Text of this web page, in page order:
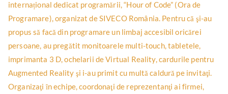
internațional dedicat programării, “Hour of Code” (Ora de
Programare), organizat de SIVECO România. Pentru că şi-au
propus să facă din programare un limbaj accesibil oricărei
persoane, au pregătit monitoarele multi-touch, tabletele,
imprimanta 3 D, ochelarii de Virtual Reality, cardurile pentru
Augmented Reality şi i-au primit cu multă caldură pe invitaţi.
Organizaţi ȋn echipe, coordonaţi de reprezentanţi ai firmei,